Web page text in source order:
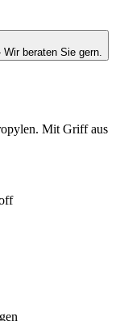
beraten Sie gern.
Mit Griff aus